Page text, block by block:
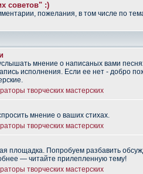
советов" :)
пожелания, в том числе по
мнение о написаных вами
исполнения. Если ее нет - добро
творческих мастерских
мнение о ваших стихах.
творческих мастерских
площадка. Попробуем разбавить
— читайте прилепленную тему!
творческих мастерских